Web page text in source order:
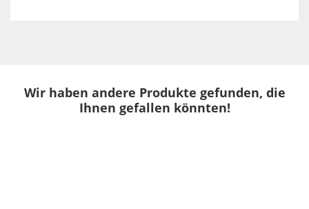
Wir haben andere Produkte gefunden, die
Ihnen gefallen könnten!